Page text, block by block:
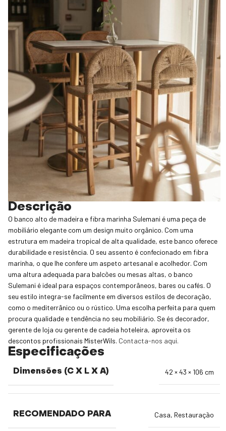
Descrição
O banco alto de madeira e fibra marinha Sulemani é uma peça de
mobiliário elegante com um design muito orgânico. Com uma
estrutura em madeira tropical de alta qualidade, este banco oferece
durabilidade e resistência. O seu assento é confecionado em fibra
marinha, o que lhe confere um aspeto artesanal e acolhedor. Com
uma altura adequada para balcões ou mesas altas, o banco
Sulemani é ideal para espaços contemporâneos, bares ou cafés. O
seu estilo integra-se facilmente em diversos estilos de decoração,
como o mediterrânico ou o rústico. Uma escolha perfeita para quem
procura qualidade e tendência no seu mobiliário. Se és decorador,
gerente de loja ou gerente de cadeia hoteleira, aproveita os
descontos profissionais MisterWils. Contacta-nos aqui.
Especificações
Dimensões (C X L X A) 42 × 43 × 106 cm
RECOMENDADO PARA Casa, Restauração